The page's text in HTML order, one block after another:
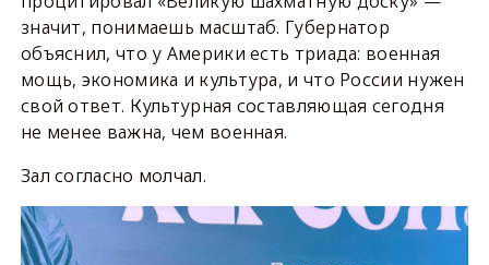
значит, понимаешь масштаб. Губернатор
объяснил, что у Америки есть триада: военная
мощь, экономика и культура, и что России нужен
свой ответ. Культурная составляющая сегодня
не менее важна, чем военная.
Зал согласно молчал.